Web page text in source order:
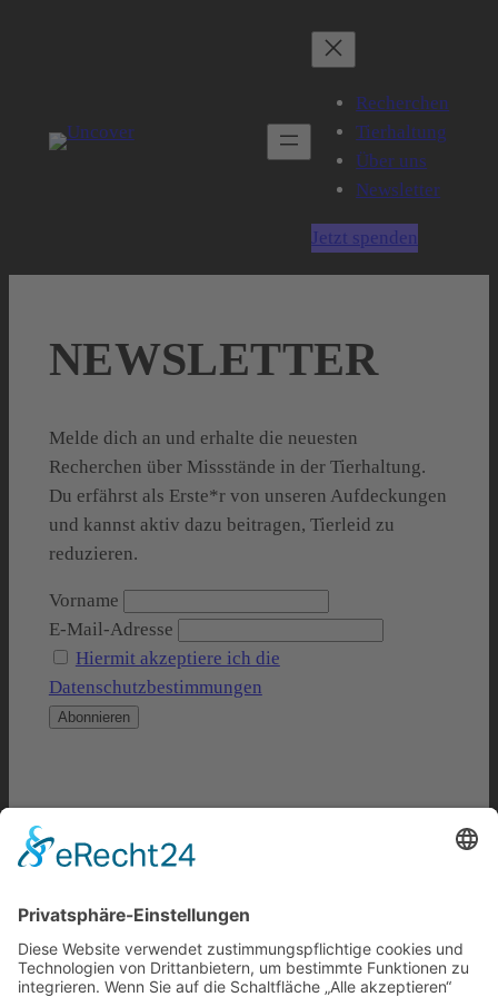
Recherchen
Tierhaltung
Über uns
Newsletter
Jetzt spenden
NEWSLETTER
Melde dich an und erhalte die neuesten
Recherchen über Missstände in der Tierhaltung.
Du erfährst als Erste*r von unseren Aufdeckungen
und kannst aktiv dazu beitragen, Tierleid zu
reduzieren.
Vorname
E-Mail-Adresse
Hiermit akzeptiere ich die
Datenschutzbestimmungen
ng